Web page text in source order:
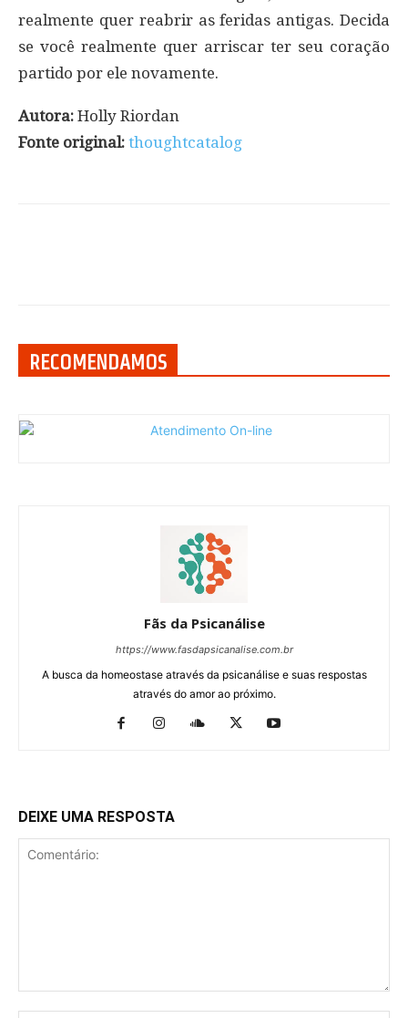
realmente quer reabrir as feridas antigas. Decida
se você realmente quer arriscar ter seu coração
partido por ele novamente.
Autora: Holly Riordan
Fonte original: thoughtcatalog
RECOMENDAMOS
Fãs da Psicanálise
https://www.fasdapsicanalise.com.br
A busca da homeostase através da psicanálise e suas respostas
através do amor ao próximo.
DEIXE UMA RESPOSTA